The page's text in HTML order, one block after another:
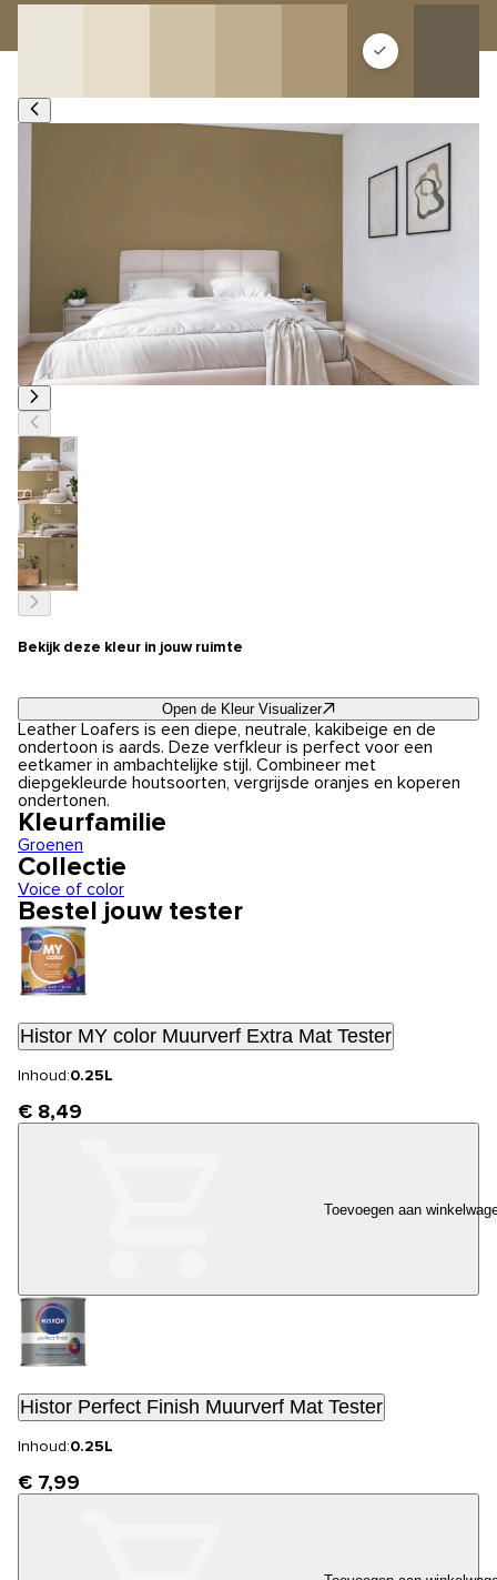
Bekijk deze kleur in jouw ruimte
Open de Kleur Visualizer
Leather Loafers is een diepe, neutrale, kakibeige en de
ondertoon is aards. Deze verfkleur is perfect voor een
eetkamer in ambachtelijke stijl. Combineer met
diepgekleurde houtsoorten, vergrijsde oranjes en koperen
ondertonen.
Kleurfamilie
Groenen
Collectie
Voice of color
Bestel jouw tester
Histor MY color Muurverf Extra Mat Tester
Inhoud:0.25L
€ 8,49
Toevoegen aan
Histor Perfect Finish Muurverf Mat Tester
Inhoud:0.25L
€ 7,99